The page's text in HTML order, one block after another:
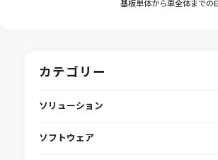
基板単体から車全体までの
カテゴリー
ソリューション
ソフトウェア